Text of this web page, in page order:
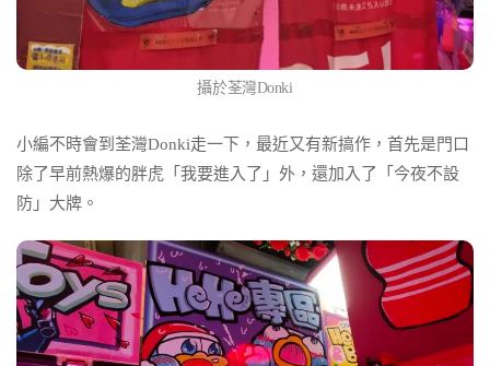
攝於荃灣Donki
小編不時會到荃灣Donki走一下，最近又有新搞作，首先是門口
除了早前熱爆的胖虎「我要進入了」外，還加入了「今夜不設
防」大牌。